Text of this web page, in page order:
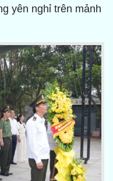
yên nghỉ trên mảnh